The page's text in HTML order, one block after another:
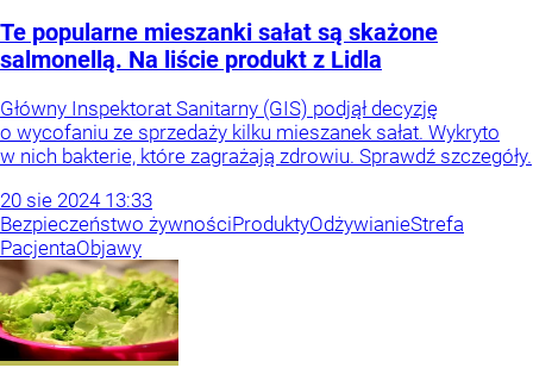
Te popularne mieszanki sałat są skażone
salmonellą. Na liście produkt z Lidla
Główny Inspektorat Sanitarny (GIS) podjął decyzję
o wycofaniu ze sprzedaży kilku mieszanek sałat. Wykryto
w nich bakterie, które zagrażają zdrowiu. Sprawdź szczegóły.
20 sie 2024 13:33
Bezpieczeństwo żywnościProduktyOdżywianieStrefa
PacjentaObjawy